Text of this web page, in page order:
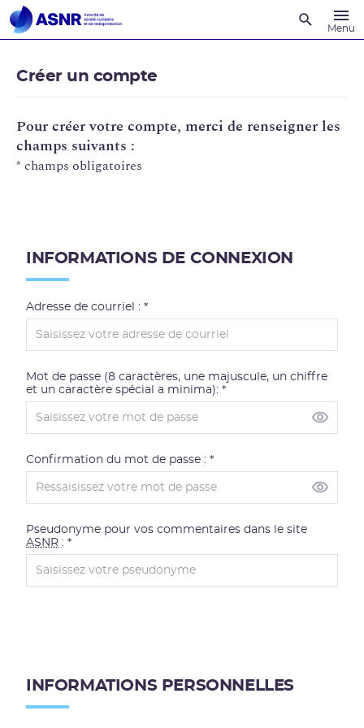
Menu
Créer un compte
Pour créer votre compte, merci de renseigner les
champs suivants :
* champs obligatoires
f
o
r
m
i
o
s
d
e
c
n
n
INFORMATIONS DE CONNEXION
Adresse de courriel : *
Mot de passe (8 caractères, une majuscule, un chiffre
et un caractère spécial a minima): *
Voir le
Confirmation du mot de passe : *
Voir le
Pseudonyme pour vos commentaires dans le site
ASNR : *
f
o
INFORMATIONS PERSONNELLES